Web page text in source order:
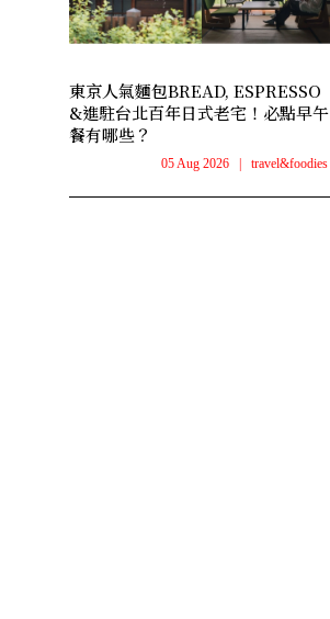
東京人氣麵包BREAD, ESPRESSO
&進駐台北百年日式老宅！必點早午
餐有哪些？
05 Aug 2026 travel&foodies